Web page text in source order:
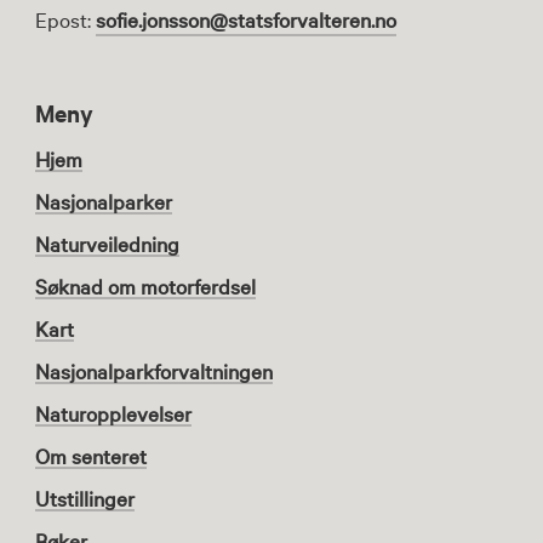
Epost:sofie.jonsson@statsforvalteren.no
Meny
Hjem
Nasjonalparker
Naturveiledning
Søknad om motorferdsel
Kart
Nasjonalparkforvaltningen
Naturopplevelser
Om senteret
Utstillinger